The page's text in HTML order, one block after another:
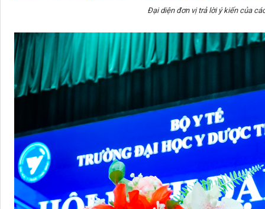
Đại diện đơn vị trả lời ý kiến của